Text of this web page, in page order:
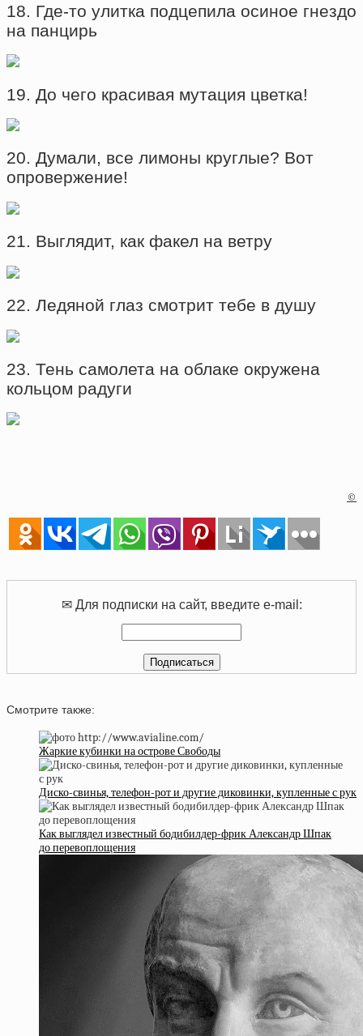
18. Где-то улитка подцепила осиное гнездо
на панцирь
19. До чего красивая мутация цветка!
20. Думали, все лимоны круглые? Вот
опровержение!
21. Выглядит, как факел на ветру
22. Ледяной глаз смотрит тебе в душу
23. Тень самолета на облаке окружена
кольцом радуги
©
✉ Для подписки на сайт, введите e-mail:
Смотрите также:
Жаркие кубинки на острове Свободы
Диско-свинья, телефон-рот и другие диковинки, купленные с рук
Как выглядел известный бодибилдер-фрик Александр Шпак
до перевоплощения